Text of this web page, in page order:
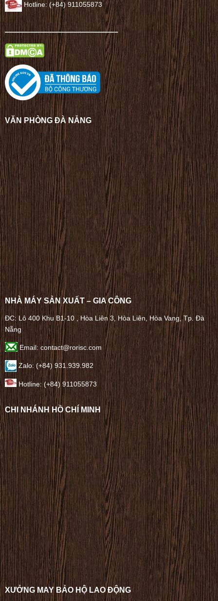
Hotline: (+84) 911055873
——————————————–
VĂN PHÒNG ĐÀ NẴNG
NHÀ MÁY SẢN XUẤT – GIA CÔNG
ĐC: Lô 400 Khu B1-10 , Hòa Liên 3, Hòa Liên, Hòa Vang, Tp. Đà
Nẵng
Email: contact@rorisc.com
Zalo: (+84) 931.939.982
Hotline: (+84) 911055873
CHI NHÁNH HỒ CHÍ MINH
XƯỞNG MAY BẢO HỘ LAO ĐỘNG